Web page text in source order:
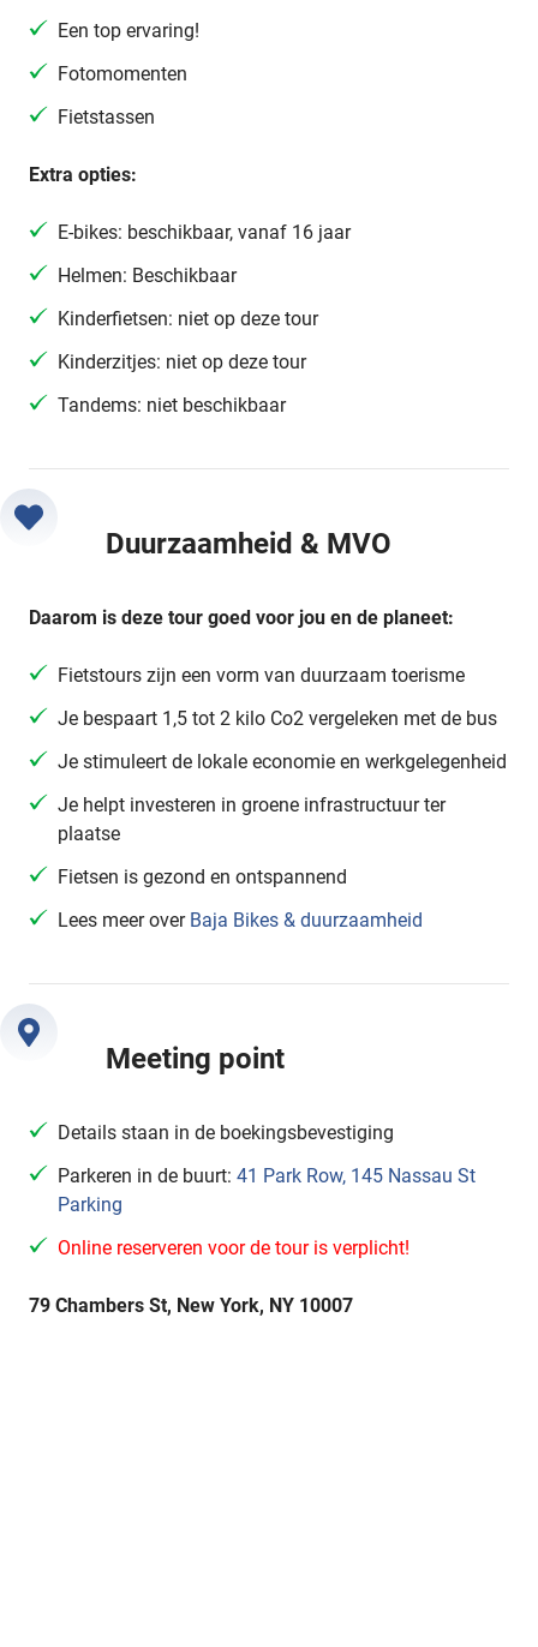
Een top ervaring!
Fotomomenten
Fietstassen
Extra opties:
E-bikes: beschikbaar, vanaf 16 jaar
Helmen: Beschikbaar
Kinderfietsen: niet op deze tour
Kinderzitjes: niet op deze tour
Tandems: niet beschikbaar
Duurzaamheid & MVO
Daarom is deze tour goed voor jou en de planeet:
Fietstours zijn een vorm van duurzaam toerisme
Je bespaart 1,5 tot 2 kilo Co2 vergeleken met de bus
Je stimuleert de lokale economie en werkgelegenheid
Je helpt investeren in groene infrastructuur ter
plaatse
Fietsen is gezond en ontspannend
Lees meer over Baja Bikes & duurzaamheid
Meeting point
Details staan in de boekingsbevestiging
Parkeren in de buurt: 41 Park Row, 145 Nassau St
Parking
Online reserveren voor de tour is verplicht!
79 Chambers St, New York, NY 10007